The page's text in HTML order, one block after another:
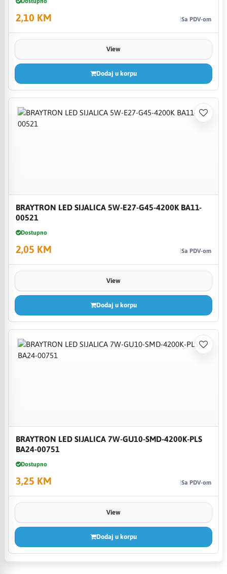
2,10 KM Sa PDV-om
View
Dodaj u korpu
BRAYTRON LED SIJALICA 5W-E27-G45-4200K BA11-
00521
Dostupno
2,05 KM Sa PDV-om
View
Dodaj u korpu
BRAYTRON LED SIJALICA 7W-GU10-SMD-4200K-PLS
BA24-00751
Dostupno
3,25 KM Sa PDV-om
View
Dodaj u korpu